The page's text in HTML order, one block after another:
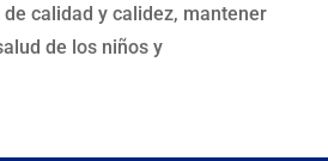
calidad y calidez, mantener
de los niños y